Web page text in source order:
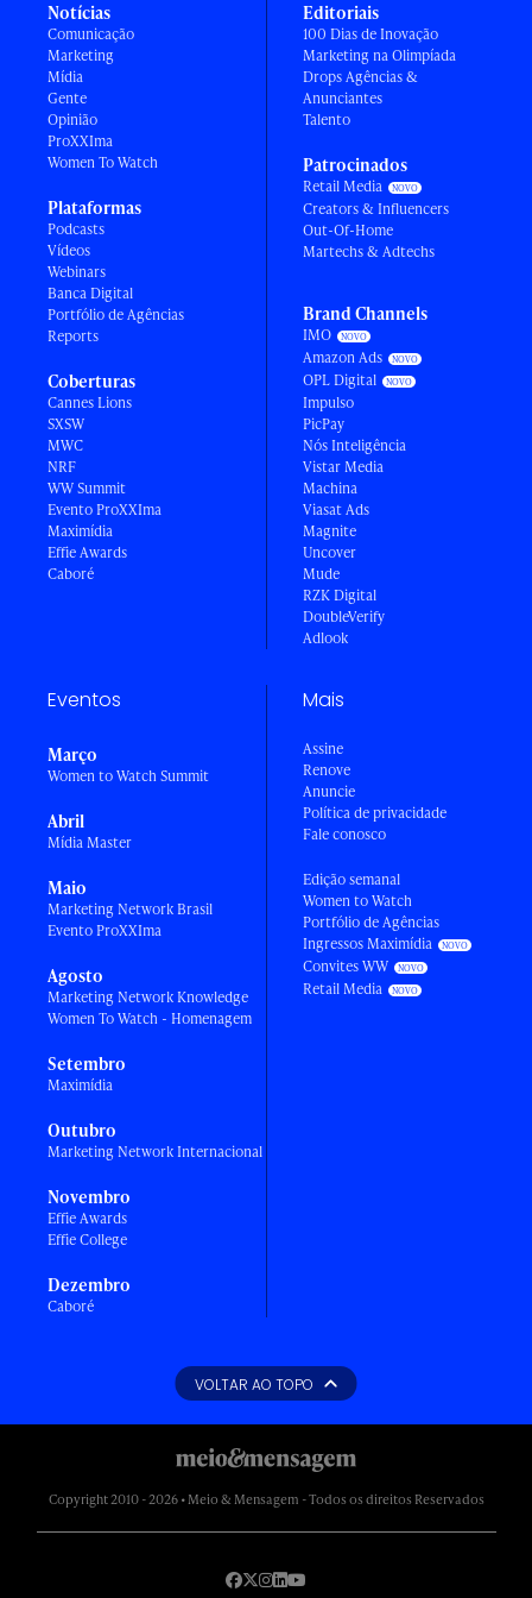
Notícias
Comunicação
Marketing
Mídia
Gente
Opinião
ProXXIma
Women To Watch
Plataformas
Podcasts
Vídeos
Webinars
Banca Digital
Portfólio de Agências
Reports
Coberturas
Cannes Lions
SXSW
MWC
NRF
WW Summit
Evento ProXXIma
Maximídia
Effie Awards
Caboré
Editoriais
100 Dias de Inovação
Marketing na Olimpíada
Drops Agências &
Anunciantes
Talento
Patrocinados
Retail Media
Creators & Influencers
Out-Of-Home
Martechs & Adtechs
Brand Channels
IMO
Amazon Ads
OPL Digital
Impulso
PicPay
Nós Inteligência
Vistar Media
Machina
Viasat Ads
Magnite
Uncover
Mude
RZK Digital
DoubleVerify
Adlook
Eventos
Março
Women to Watch Summit
Abril
Mídia Master
Maio
Marketing Network Brasil
Evento ProXXIma
Agosto
Marketing Network Knowledge
Women To Watch - Homenagem
Setembro
Maximídia
Outubro
Marketing Network Internacional
Novembro
Effie Awards
Effie College
Dezembro
Caboré
Mais
Assine
Renove
Anuncie
Política de privacidade
Fale conosco
Edição semanal
Women to Watch
Portfólio de Agências
Ingressos Maximídia
Convites WW
Retail Media
VOLTAR AO TOPO
Copyright 2010 - 2026 • Meio & Mensagem - Todos os direitos Reservados